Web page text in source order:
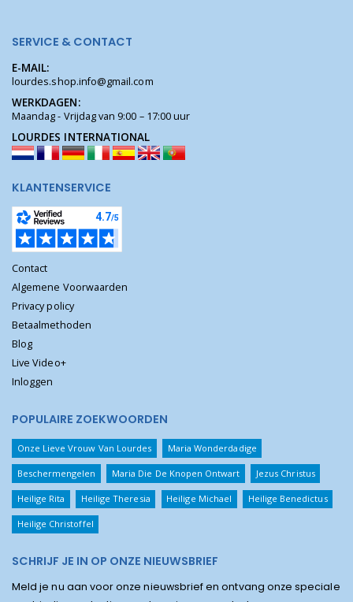
SERVICE & CONTACT
E-MAIL:
lourdes.shop.info@gmail.com
WERKDAGEN:
Maandag - Vrijdag van 9:00 – 17:00 uur
LOURDES INTERNATIONAL
KLANTENSERVICE
Contact
Algemene Voorwaarden
Privacy policy
Betaalmethoden
Blog
Live Video+
Inloggen
POPULAIRE ZOEKWOORDEN
Onze Lieve Vrouw Van Lourdes Maria Wonderdadige
Beschermengelen Maria Die De Knopen Ontwart Jezus Christus
Heilige Rita Heilige Theresia Heilige Michael Heilige Benedictus
Heilige Christoffel
SCHRIJF JE IN OP ONZE NIEUWSBRIEF
Meld je nu aan voor onze nieuwsbrief en ontvang onze speciale